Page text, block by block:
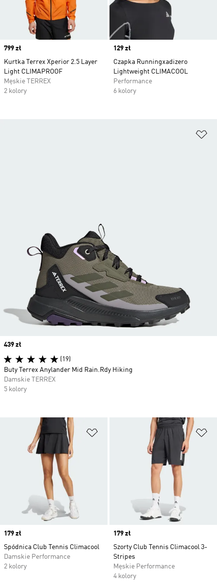
Price
799 zł
Kurtka Terrex Xperior 2.5 Layer
Light CLIMAPROOF
Męskie TERREX
2 kolory
Price
129 zł
Czapka Runningxadizero
Lightweight CLIMACOOL
Performance
6 kolory
Dodaj do listy życzeń
Price
179 zł
Spódnica Club Tennis Climacool
Damskie Performance
2 kolory
Price
179 zł
Szorty Club Tennis Climacool 3-
Stripes
Męskie Performance
4 kolory
Price
439 zł
(19)
Buty Terrex Anylander Mid Rain.Rdy Hiking
Damskie TERREX
5 kolory